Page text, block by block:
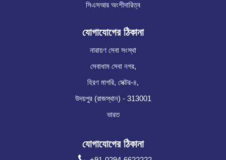
সিএসআর অংশীদারিত্ব
যোগাযোগের ঠিকানা
নারায়ণ সেবা সংস্থা
সেবাধাম সেবা নগর,
হিরণ মাগরি, সেক্টর-৪,
উদয়পুর (রাজস্থান) - 313001
ভারত
যোগাযোগের ঠিকানা